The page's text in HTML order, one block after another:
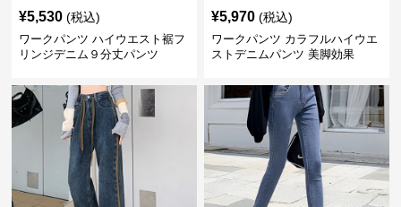
¥5,530 (税込)
ワークパンツ ハイウエスト裾フ
リンジデニム９分丈パンツ
¥5,970 (税込)
ワークパンツ カラフルハイウエ
ストデニムパンツ 美脚効果